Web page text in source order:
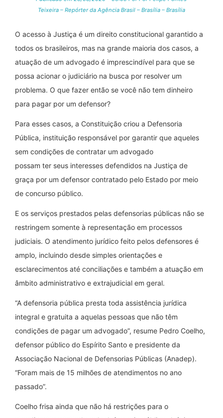
Teixeira – Repórter da Agência Brasil – Brasília – Brasília
O acesso à Justiça é um direito constitucional garantido a
todos os brasileiros, mas na grande maioria dos casos, a
atuação de um advogado é imprescindível para que se
possa acionar o judiciário na busca por resolver um
problema. O que fazer então se você não tem dinheiro
para pagar por um defensor?
Para esses casos, a Constituição criou a Defensoria
Pública, instituição responsável por garantir que aqueles
sem condições de contratar um advogado
possam ter seus interesses defendidos na Justiça de
graça por um defensor contratado pelo Estado por meio
de concurso público.
E os serviços prestados pelas defensorias públicas não se
restringem somente à representação em processos
judiciais. O atendimento jurídico feito pelos defensores é
amplo, incluindo desde simples orientações e
esclarecimentos até conciliações e também a atuação em
âmbito administrativo e extrajudicial em geral.
“A defensoria pública presta toda assistência jurídica
integral e gratuita a aquelas pessoas que não têm
condições de pagar um advogado”, resume Pedro Coelho,
defensor público do Espírito Santo e presidente da
Associação Nacional de Defensorias Públicas (Anadep).
“Foram mais de 15 milhões de atendimentos no ano
passado”.
Coelho frisa ainda que não há restrições para o